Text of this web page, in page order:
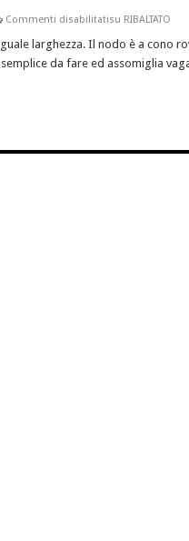
Commenti disabilitatisu RIBALTATO
larghezza. Il nodo è a cono
da fare ed assomiglia